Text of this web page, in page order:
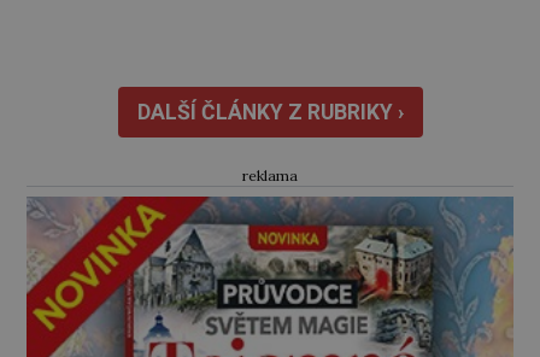
poslušnost a přeběhnou k Osmanům!
V Litvě se na počátku 15. století usazují první
muslimští Tataři. Uprchli ze Zlaté Hordy
(říše rozkládající se ve východní […]
DALŠÍ ČLÁNKY Z RUBRIKY ›
reklama